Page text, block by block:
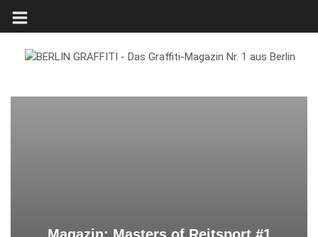
Magazin: Masters of Reitsport #1